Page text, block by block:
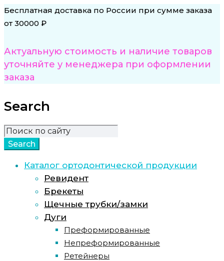
Бесплатная доставка по России при сумме заказа
от 30000 ₽
Актуальную стоимость и наличие товаров
уточняйте у менеджера при оформлении
заказа
Search
Каталог ортодонтической продукции
Ревидент
Брекеты
Щечные трубки/замки
Дуги
Преформированные
Непреформированные
Ретейнеры